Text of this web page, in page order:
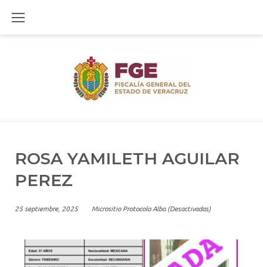
ROSA YAMILETH AGUILAR
PEREZ
25 septiembre, 2025 Micrositio Protocolo Alba (Desactivadas)